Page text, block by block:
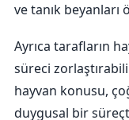
ve tanık beyanları
Ayrıca tarafların
süreci
hayvan konusu,
duygusal bir